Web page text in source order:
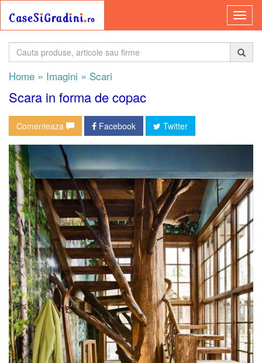
Home » Imagini » Scari
Scara in forma de copac
Comenteaza Facebook Twitter